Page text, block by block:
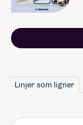
Linjer som ligner